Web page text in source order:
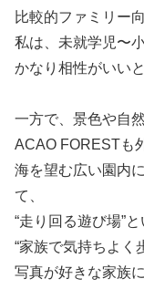
比較的ファミリー
私は、未就学児〜
かなり相性がいい
一方で、景色や自
ACAO FORESTも
海を望む広い園内
て、
“走り回る遊び場”と
“家族で気持ちよく
写真が好きな家族